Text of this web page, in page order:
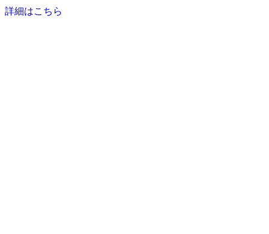
詳細はこちら